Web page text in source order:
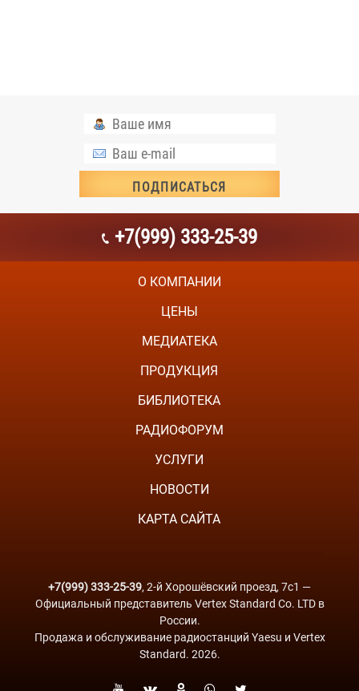
+7(999) 333-25-39
О КОМПАНИИ
ЦЕНЫ
МЕДИАТЕКА
ПРОДУКЦИЯ
БИБЛИОТЕКА
РАДИОФОРУМ
УСЛУГИ
НОВОСТИ
КАРТА САЙТА
+7(999) 333-25-39, 2-й Хорошёвский проезд, 7с1 —
Официальный представитель Vertex Standard Co. LTD в
России.
Продажа и обслуживание радиостанций Yaesu и Vertex
Standard. 2026.